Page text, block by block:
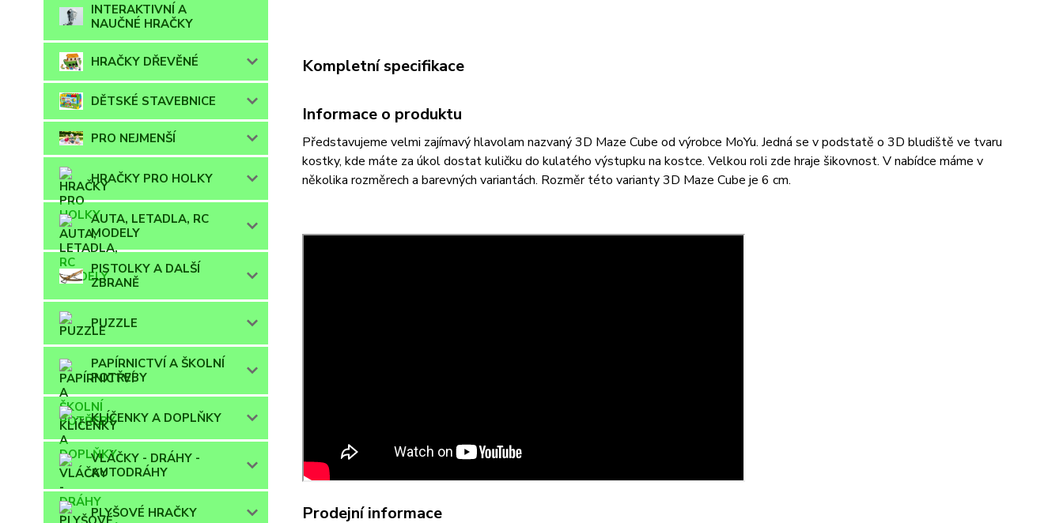
INTERAKTIVNÍ A
NAUČNÉ HRAČKY
HRAČKY DŘEVĚNÉ
DĚTSKÉ STAVEBNICE
PRO NEJMENŠÍ
HRAČKY PRO HOLKY
AUTA, LETADLA, RC
MODELY
PISTOLKY A DALŠÍ
ZBRANĚ
PUZZLE
PAPÍRNICTVÍ A ŠKOLNÍ
POTŘEBY
KLÍČENKY A DOPLŇKY
VLÁČKY - DRÁHY -
AUTODRÁHY
PLYŠOVÉ HRAČKY
Kompletní specifikace
Informace o produktu
Představujeme velmi zajímavý hlavolam nazvaný 3D Maze Cube od výrobce MoYu. Jedná se v podstatě o 3D bludiště ve tvaru
kostky, kde máte za úkol dostat kuličku do kulatého výstupku na kostce. Velkou roli zde hraje šikovnost. V nabídce máme v
několika rozměrech a barevných variantách. Rozměr této varianty 3D Maze Cube je 6 cm.
Prodejní informace